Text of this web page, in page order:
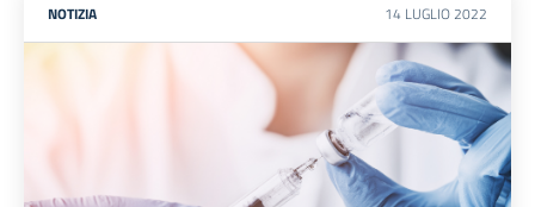
NOTIZIA 14 LUGLIO 2022